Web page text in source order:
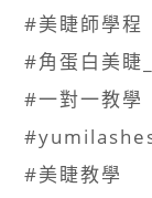
#美睫師學程 ​
#角蛋白美睫
#一對一教學​
#美睫教學​